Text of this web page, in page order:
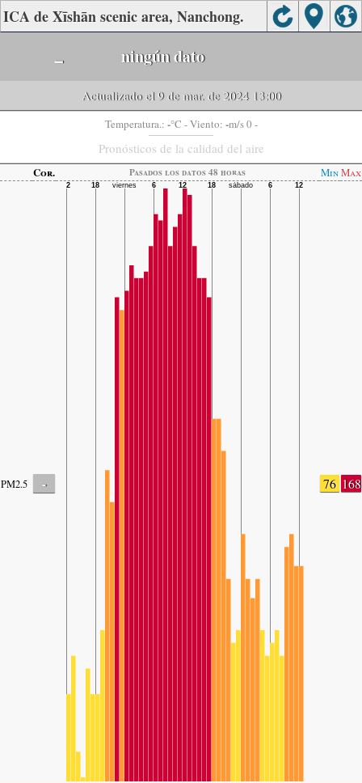
ICA de Xīshān scenic area, Nanchong.
- ningún dato
Actualizado el 9 de mar. de 2024 13:00
Temperatura.: -°C - Viento: -m/s 0 -
Pronósticos de la calidad del aire
Cor. Pasados ​​los datos 48 horas MinMax
PM2.5 - 76 168